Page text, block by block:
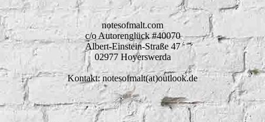
notesofmalt.com
c/o Autorenglück #40070
Albert-Einstein-Straße 47
02977 Hoyerswerda
Kontakt: notesofmalt(at)outlook.de